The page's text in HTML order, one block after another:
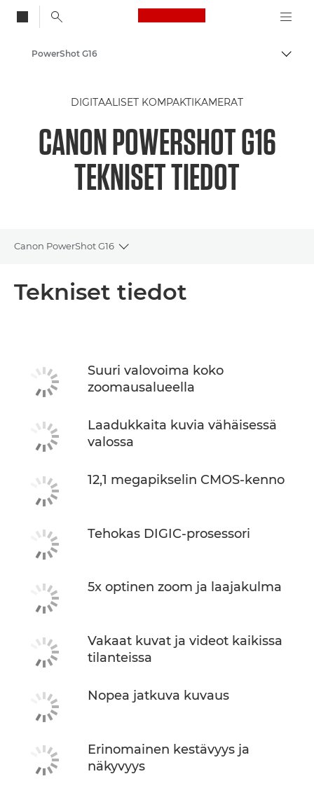
Canon Logo, back
PowerShot G16
DIGITAALISET KOMPAKTIKAMERAT
CANON POWERSHOT G16
TEKNISET TIEDOT
Canon PowerShot G16
Toggle breadcrumbs
Tekniset tiedot
Suuri valovoima koko
zoomausalueella
Laadukkaita kuvia vähäisessä
valossa
12,1 megapikselin CMOS-kenno
Tehokas DIGIC-prosessori
5x optinen zoom ja laajakulma
Vakaat kuvat ja videot kaikissa
tilanteissa
Nopea jatkuva kuvaus
Erinomainen kestävyys ja
näkyvyys